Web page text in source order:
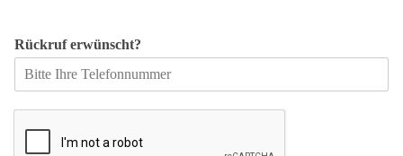
Rückruf erwünscht?